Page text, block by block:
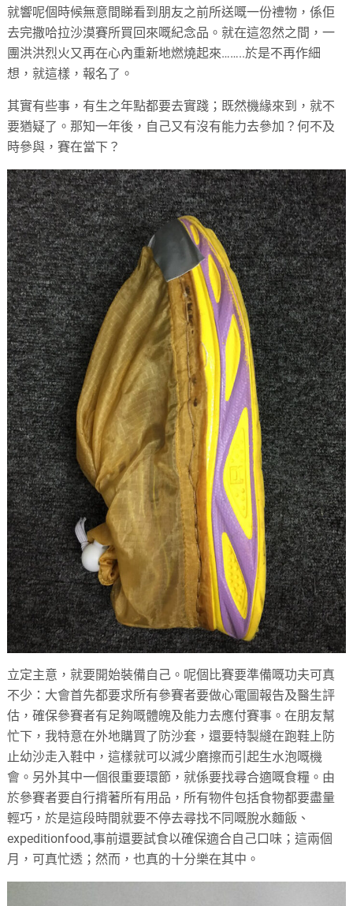
就響呢個時候無意間睇看到朋友之前所送嘅一份禮物，係佢
去完撒哈拉沙漠賽所買回來嘅紀念品。就在這忽然之間，一
團洪洪烈火又再在心內重新地燃燒起來……..於是不再作細
想，就這樣，報名了。
其實有些事，有生之年點都要去實踐；既然機緣來到，就不
要猶疑了。那知一年後，自己又有沒有能力去參加？何不及
時參與，賽在當下？
立定主意，就要開始裝備自己。呢個比賽要準備嘅功夫可真
不少：大會首先都要求所有參賽者要做心電圖報告及醫生評
估，確保參賽者有足夠嘅體魄及能力去應付賽事。在朋友幫
忙下，我特意在外地購買了防沙套，還要特製縫在跑鞋上防
止幼沙走入鞋中，這樣就可以減少磨擦而引起生水泡嘅機
會。另外其中一個很重要環節，就係要找尋合適嘅食糧。由
於參賽者要自行揹著所有用品，所有物件包括食物都要盡量
輕巧，於是這段時間就要不停去尋找不同嘅脫水麵飯、
expeditionfood,事前還要試食以確保適合自己口味；這兩個
月，可真忙透；然而，也真的十分樂在其中。